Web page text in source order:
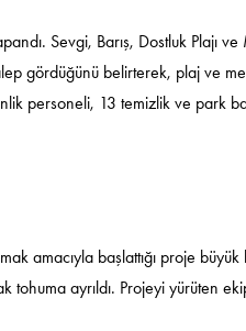
Sevgi, Barış, Dostluk Plajı
gördüğünü belirterek, plaj ve
personeli, 13 temizlik ve park
amacıyla başlattığı proje büyük
tohuma ayrıldı. Projeyi yürüten